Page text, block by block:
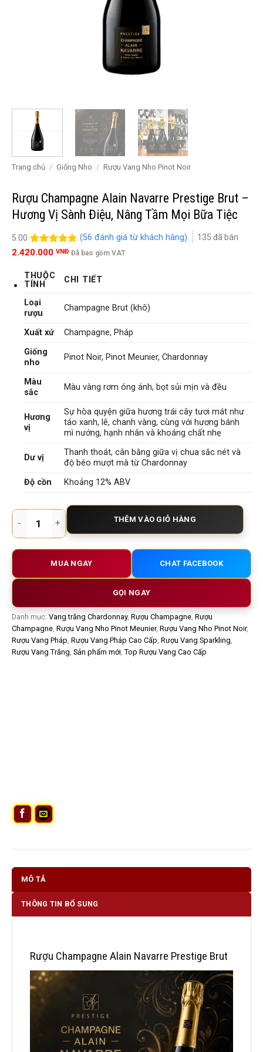
Trang chủ / Giống Nho / Rượu Vang Nho Pinot Noir
Rượu Champagne Alain Navarre Prestige Brut –
Hương Vị Sành Điệu, Nâng Tầm Mọi Bữa Tiệc
5.00
5.00trên 5
56
(56 đánh giá từ khách hàng) 135 đã bán
2.420.000 VNĐ Đã bao gồm VAT
THUỘC
TÍNH
CHI TIẾT
Loại
rượu
Champagne Brut (khô)
Xuất xứ
Champagne, Pháp
Giống
nho
Pinot Noir, Pinot Meunier, Chardonnay
Màu
sắc
Màu vàng rơm óng ánh, bọt sủi mịn và đều
Hương
vị
Sự hòa quyện giữa hương trái cây tươi mát như
táo xanh, lê, chanh vàng, cùng với hương bánh
mì nướng, hạnh nhân và khoáng chất nhẹ
Dư vị
Thanh thoát, cân bằng giữa vị chua sắc nét và
độ béo mượt mà từ Chardonnay
Độ cồn
Khoảng 12% ABV
Rượu Champagne Alain Navarre Prestige Brut – Hương Vị
THÊM VÀO GIỎ HÀNG
MUA NGAY CHAT FACEBOOK
GỌI NGAY
Danh mục: Vang trắng Chardonnay, Rượu Champagne, Rượu
Champagne, Rượu Vang Nho Pinot Meunier, Rượu Vang Nho Pinot Noir,
Rượu Vang Pháp, Rượu Vang Pháp Cao Cấp, Rượu Vang Sparkling,
Rượu Vang Trắng, Sản phẩm mới, Top Rượu Vang Cao Cấp
MÔ TẢ
THÔNG TIN BỔ SUNG
Rượu Champagne Alain Navarre Prestige Brut